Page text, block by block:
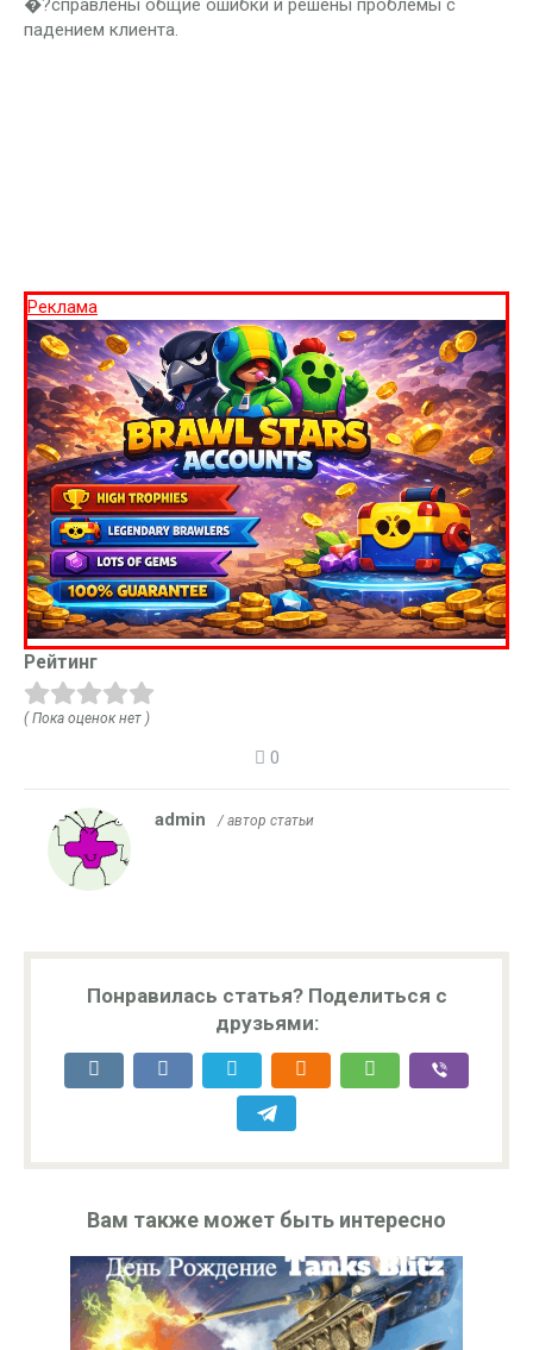
�?справлены общие ошибки и решены проблемы с
падением клиента.
Реклама
Рейтинг
( Пока оценок нет )
0
admin / автор статьи
Понравилась статья? Поделиться с
друзьями:
Вам также может быть интересно